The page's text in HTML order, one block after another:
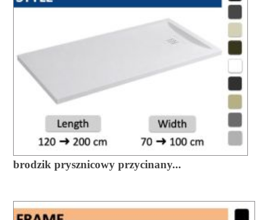
brodzik prysznicowy przycinany...